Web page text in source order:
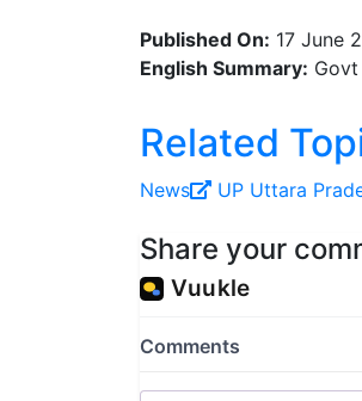
English Summary:Govt
Related
News UP Uttara